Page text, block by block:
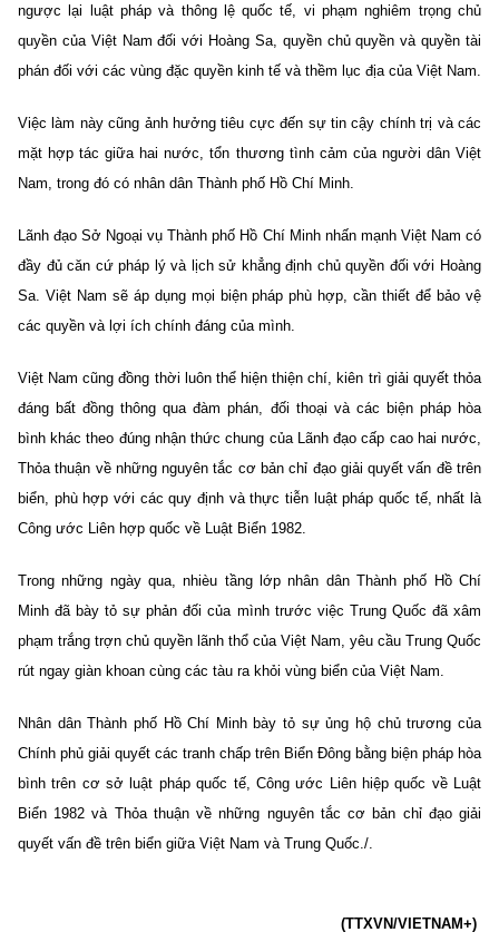
ngược lại luật pháp và thông lệ quốc tế, vi phạm nghiêm trọng chủ
quyền của Việt Nam đối với Hoàng Sa, quyền chủ quyền và quyền tài
phán đối với các vùng đặc quyền kinh tế và thềm lục địa của Việt Nam.
Việc làm này cũng ảnh hưởng tiêu cực đến sự tin cậy chính trị và các
mặt hợp tác giữa hai nước, tổn thương tình cảm của người dân Việt
Nam, trong đó có nhân dân Thành phố Hồ Chí Minh.
Lãnh đạo Sở Ngoại vụ Thành phố Hồ Chí Minh nhấn mạnh Việt Nam có
đầy đủ căn cứ pháp lý và lịch sử khẳng định chủ quyền đối với Hoàng
Sa. Việt Nam sẽ áp dụng mọi biện pháp phù hợp, cần thiết để bảo vệ
các quyền và lợi ích chính đáng của mình.
Việt Nam cũng đồng thời luôn thể hiện thiện chí, kiên trì giải quyết thỏa
đáng bất đồng thông qua đàm phán, đối thoại và các biện pháp hòa
bình khác theo đúng nhận thức chung của Lãnh đạo cấp cao hai nước,
Thỏa thuận về những nguyên tắc cơ bản chỉ đạo giải quyết vấn đề trên
biển, phù hợp với các quy định và thực tiễn luật pháp quốc tế, nhất là
Công ước Liên hợp quốc về Luật Biển 1982.
Trong những ngày qua, nhièu tầng lớp nhân dân Thành phố Hồ Chí
Minh đã bày tỏ sự phản đối của mình trước việc Trung Quốc đã xâm
phạm trắng trợn chủ quyền lãnh thổ của Việt Nam, yêu cầu Trung Quốc
rút ngay giàn khoan cùng các tàu ra khỏi vùng biển của Việt Nam.
Nhân dân Thành phố Hồ Chí Minh bày tỏ sự ủng hộ chủ trương của
Chính phủ giải quyết các tranh chấp trên Biển Đông bằng biện pháp hòa
bình trên cơ sở luật pháp quốc tế, Công ước Liên hiệp quốc về Luật
Biển 1982 và Thỏa thuận về những nguyên tắc cơ bản chỉ đạo giải
quyết vấn đề trên biển giữa Việt Nam và Trung Quốc./.
(TTXVN/VIETNAM+)